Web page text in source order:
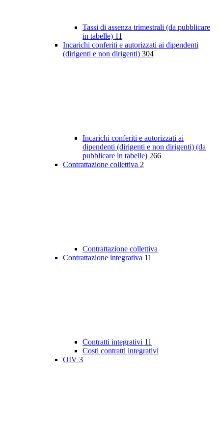
Tassi di assenza trimestrali (da pubblicare
in tabelle) 11
Incarichi conferiti e autorizzati ai dipendenti
(dirigenti e non dirigenti) 304
Incarichi conferiti e autorizzati ai
dipendenti (dirigenti e non dirigenti) (da
pubblicare in tabelle) 266
Contrattazione collettiva 2
Contrattazione collettiva
Contrattazione integrativa 11
Contratti integrativi 11
Costi contratti integrativi
OIV 3